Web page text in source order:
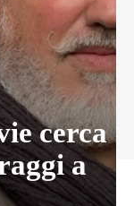
cerca
a